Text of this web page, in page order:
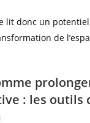
lit donc un
de
: les outils